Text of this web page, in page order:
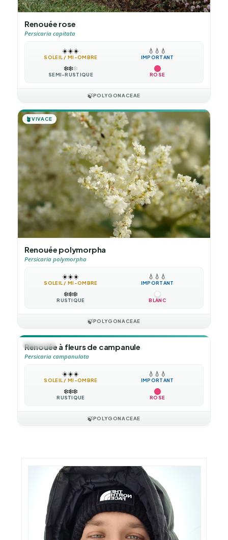
Renouée rose
Persicaria capitata
☀️☀️☀️
SOLEIL / MI-OMBRE
💧 💧 💧
IMPORTANT
❄️❄️❄️
SEMI-RUSTIQUE ROSE
🍃POLYGONACEAE
🪴VIVACE
Renouée polymorpha
Persicaria polymorpha
☀️☀️☀️
SOLEIL / MI-OMBRE
💧 💧 💧
IMPORTANT
❄️❄️❄️
RUSTIQUE BLANC
🍃POLYGONACEAE
🪴VIVACE
Renouée à fleurs de campanule
Persicaria campanulata
☀️☀️☀️
SOLEIL / MI-OMBRE
💧 💧 💧
IMPORTANT
❄️❄️❄️
RUSTIQUE ROSE
🍃POLYGONACEAE